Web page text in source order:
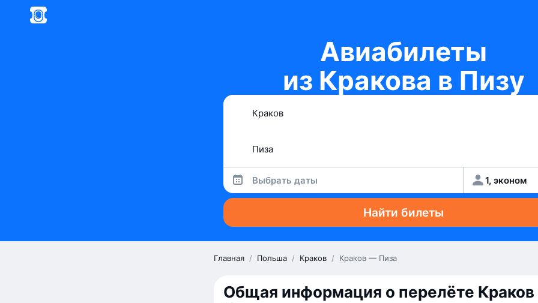
Авиабилеты
из Кракова в Пизу
Выбрать даты 1, эконом
Найти билеты
Главная / Польша / Краков / Краков — Пиза
Общая информация о перелёте